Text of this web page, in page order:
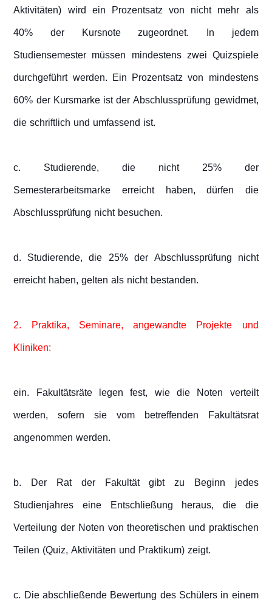
Aktivitäten) wird ein Prozentsatz von nicht mehr als
40% der Kursnote zugeordnet. In jedem
Studiensemester müssen mindestens zwei Quizspiele
durchgeführt werden. Ein Prozentsatz von mindestens
60% der Kursmarke ist der Abschlussprüfung gewidmet,
die schriftlich und umfassend ist.
c. Studierende, die nicht 25% der
Semesterarbeitsmarke erreicht haben, dürfen die
Abschlussprüfung nicht besuchen.
d. Studierende, die 25% der Abschlussprüfung nicht
erreicht haben, gelten als nicht bestanden.
2. Praktika, Seminare, angewandte Projekte und
Kliniken:
ein. Fakultätsräte legen fest, wie die Noten verteilt
werden, sofern sie vom betreffenden Fakultätsrat
angenommen werden.
b. Der Rat der Fakultät gibt zu Beginn jedes
Studienjahres eine Entschließung heraus, die die
Verteilung der Noten von theoretischen und praktischen
Teilen (Quiz, Aktivitäten und Praktikum) zeigt.
c. Die abschließende Bewertung des Schülers in einem